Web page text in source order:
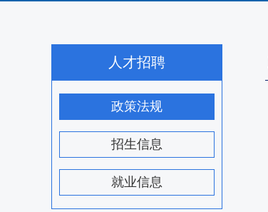
人才招聘
政策法规
招生信息
就业信息